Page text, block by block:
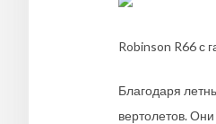
Robinson R66 с
Благодаря
вертолетов.